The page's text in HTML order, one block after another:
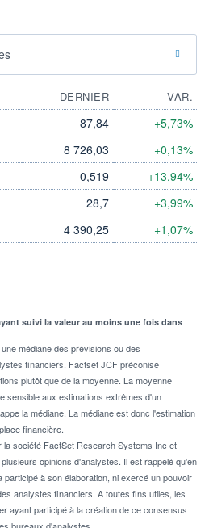
DERNIER
VAR.
87,84 +5,73%
8 726,03 +0,13%
0,519 +13,94%
28,7 +3,99%
4 390,25 +1,07%
suivi la valeur au moins une fois dans
médiane des prévisions ou des
financiers. Factset JCF préconise
plutôt que de la moyenne. La moyenne
sensible aux estimations extrêmes d'un
la médiane. La médiane est donc l'estimation
financière.
société FactSet Research Systems Inc et
opinions d'analystes. Il est rappelé qu'en
à son élaboration, ni exercé un pouvoir
analystes financiers. A toutes fins utiles, les
ayant participé à la création de ce consensus